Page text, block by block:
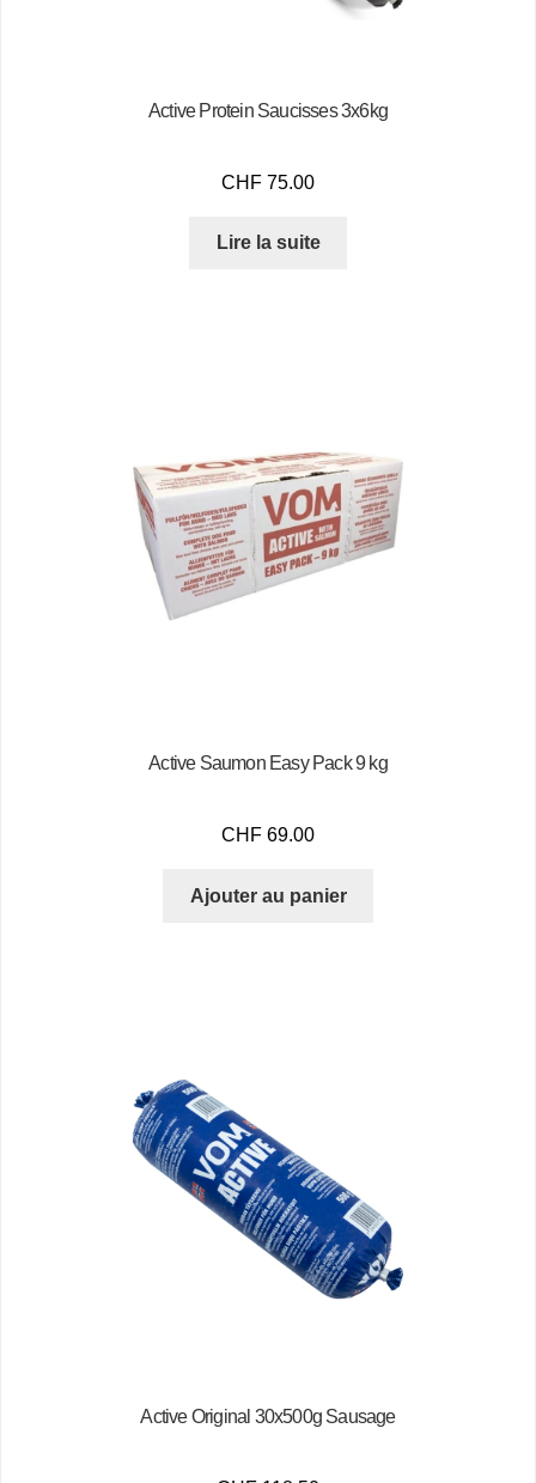
Active Protein Saucisses 3x6kg
CHF 75.00
Lire la suite
Active Saumon Easy Pack 9 kg
CHF 69.00
Ajouter au panier
Active Original 30x500g Sausage